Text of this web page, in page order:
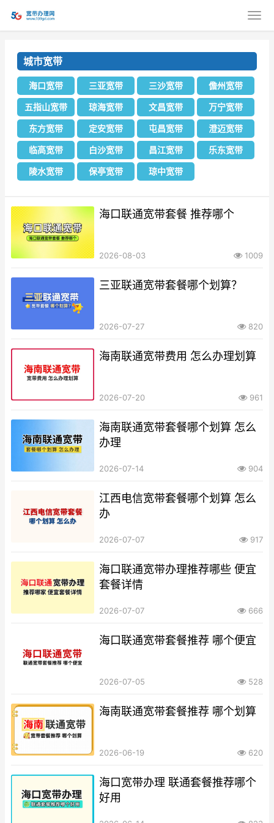
城市宽带
海口宽带 三亚宽带 三沙宽带 儋州宽带
五指山宽带 琼海宽带 文昌宽带 万宁宽带
东方宽带 定安宽带 屯昌宽带 澄迈宽带
临高宽带 白沙宽带 昌江宽带 乐东宽带
陵水宽带 保亭宽带 琼中宽带
海口联通宽带套餐 推荐哪个
2026-08-03 1009
三亚联通宽带套餐哪个划算？
2026-07-27 820
海南联通宽带费用 怎么办理划算
2026-07-20 961
海南联通宽带套餐哪个划算 怎么
办理
2026-07-14 904
江西电信宽带套餐哪个划算 怎么
办
2026-07-07 917
海口联通宽带办理推荐哪些 便宜
套餐详情
2026-07-07 666
海口联通宽带套餐推荐 哪个便宜
2026-07-05 528
海南联通宽带套餐推荐 哪个划算
2026-06-19 620
海口宽带办理 联通套餐推荐哪个
好用